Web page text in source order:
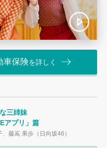
車保険を詳しく
三姉妹
アプリ」篇
藤嶌 果歩（日向坂46）